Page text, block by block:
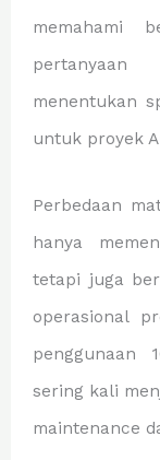
memahami
menentukan
untuk proyek
Perbedaan
hanya
tetapi juga
operasional
penggunaan
sering kali
maintenance